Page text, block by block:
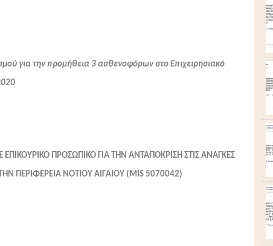
για την προμήθεια 3 ασθενοφόρων στο Επιχειρησιακό
ΠΡΟΣΩΠΙΚΟ ΓΙΑ ΤΗΝ ΑΝΤΑΠΟΚΡΙΣΗ ΣΤΙΣ ΑΝΑΓΚΕΣ
ΠΕΡΙΦΕΡΕΙΑ ΝΟΤΙΟΥ ΑΙΓΑΙΟΥ (MIS 5070042)